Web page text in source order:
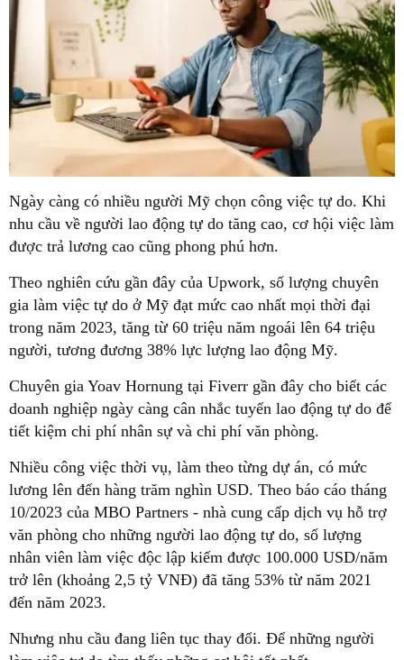
Ngày càng có nhiều người Mỹ chọn công việc tự do. Khi
nhu cầu về người lao động tự do tăng cao, cơ hội việc làm
được trả lương cao cũng phong phú hơn.
Theo nghiên cứu gần đây của Upwork, số lượng chuyên
gia làm việc tự do ở Mỹ đạt mức cao nhất mọi thời đại
trong năm 2023, tăng từ 60 triệu năm ngoái lên 64 triệu
người, tương đương 38% lực lượng lao động Mỹ.
Chuyên gia Yoav Hornung tại Fiverr gần đây cho biết các
doanh nghiệp ngày càng cân nhắc tuyển lao động tự do để
tiết kiệm chi phí nhân sự và chi phí văn phòng.
Nhiều công việc thời vụ, làm theo từng dự án, có mức
lương lên đến hàng trăm nghìn USD. Theo báo cáo tháng
10/2023 của MBO Partners - nhà cung cấp dịch vụ hỗ trợ
văn phòng cho những người lao động tự do, số lượng
nhân viên làm việc độc lập kiếm được 100.000 USD/năm
trở lên (khoảng 2,5 tỷ VNĐ) đã tăng 53% từ năm 2021
đến năm 2023.
Nhưng nhu cầu đang liên tục thay đổi. Để những người